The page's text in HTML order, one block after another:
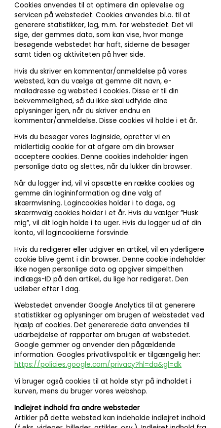
Cookies anvendes til at optimere din oplevelse og
servicen på webstedet. Cookies anvendes bl.a. til at
generere statistikker, log, m.m. for webstedet. Det vil
sige, der gemmes data, som kan vise, hvor mange
besøgende webstedet har haft, siderne de besøger
samt tiden og aktiviteten på hver side.
Hvis du skriver en kommentar/anmeldelse på vores
websted, kan du vælge at gemme dit navn, e-
mailadresse og websted i cookies. Disse er til din
bekvemmelighed, så du ikke skal udfylde dine
oplysninger igen, når du skriver endnu en
kommentar/anmeldelse. Disse cookies vil holde i et år.
Hvis du besøger vores loginside, opretter vi en
midlertidig cookie for at afgøre om din browser
acceptere cookies. Denne cookies indeholder ingen
personlige data og slettes, når du lukker din browser.
Når du logger ind, vil vi opsætte en række cookies og
gemme din logininformation og dine valg af
skærmvisning. Logincookies holder i to dage, og
skærmvalg cookies holder i et år. Hvis du vælger ”Husk
mig”, vil dit login holde i to uger. Hvis du logger ud af din
konto, vil logincookierne forsvinde.
Hvis du redigerer eller udgiver en artikel, vil en yderligere
cookie blive gemt i din browser. Denne cookie indeholder
ikke nogen personlige data og opgiver simpelthen
indlægs-ID på den artikel, du lige har redigeret. Den
udløber efter 1 dag.
Webstedet anvender Google Analytics til at generere
statistikker og oplysninger om brugen af webstedet ved
hjælp af cookies. Det genererede data anvendes til
udarbejdelse af rapporter om brugen af webstedet.
Google gemmer og anvender den pågældende
information. Googles privatlivspolitik er tilgængelig her:
https://policies.google.com/privacy?hl=da&gl=dk
Vi bruger også cookies til at holde styr på indholdet i
kurven, mens du bruger vores webshop.
Indlejret indhold fra andre websteder
Artikler på dette websted kan indeholde indlejret indhold